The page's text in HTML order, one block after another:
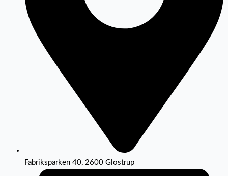
Fabriksparken 40, 2600 Glostrup